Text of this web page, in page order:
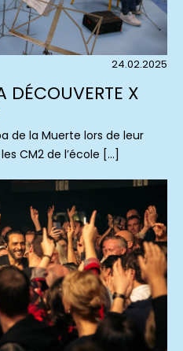
24.02.2025
DÉCOUVERTE X
de la Muerte lors de leur
CM2 de l’école […]